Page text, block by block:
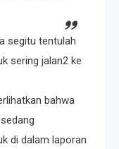
segitu tentulah
sering jalan2 ke
bahwa
di dalam laporan